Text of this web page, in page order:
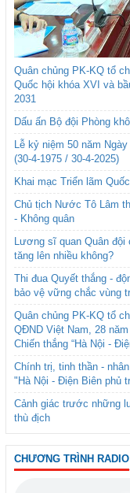
Quân chủng PK-KQ tổ
Quốc hội khóa XVI và
2031
Dấu ấn Bộ đội Phòng
Lễ kỷ niệm 50 năm
(30-4-1975 / 30-4-2025)
Khai mạc Triển lãm
Chủ tịch Nước Tô Lâm
- Không quân
Lương sĩ quan Quân
tăng lên nhiều không?
Thi đua Quyết thắng -
bảo vệ vững chắc vùng
Quân chủng PK-KQ tổ
QĐND Việt Nam, 28
Chiến thắng “Hà Nội -
Chính trị, tinh thần -
"Hà Nội - Điện Biên phủ
Cảnh giác trước những
thù địch
CHƯƠNG TRÌNH RADIO